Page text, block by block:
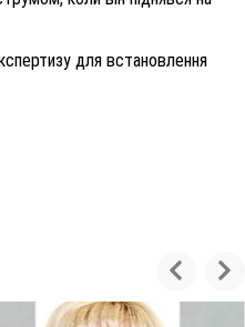
для встановлення